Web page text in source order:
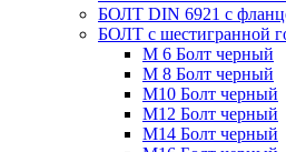
БОЛТ DIN 6921 c
БОЛТ с шестигранной
М 6 Болт черный
М 8 Болт черный
М10 Болт черный
М12 Болт черный
М14 Болт черный